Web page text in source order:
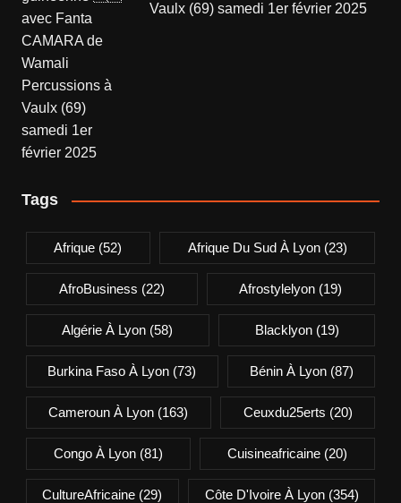
Vaulx (69) samedi 1er février 2025
Tags
Afrique (52) Afrique Du Sud À Lyon(23)
AfroBusiness (22) Afrostylelyon (19)
Algérie À Lyon (58) Blacklyon(19)
Burkina Faso À Lyon (73) Bénin À Lyon(87)
Cameroun À Lyon (163) Ceuxdu25erts (20)
Congo À Lyon(81) Cuisineafricaine (20)
CultureAfricaine (29) Côte D'Ivoire À Lyon(354)